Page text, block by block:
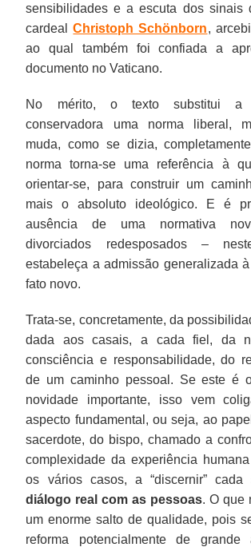
sensibilidades e a escuta dos sinais
cardealChristoph Schönborn,
ao qual também foi confiada a
documento no Vaticano.
No mérito, o texto substitui a
conservadora uma norma liberal,
muda, como se dizia,
norma torna-se uma referência à
orientar-se, para construir um
mais o absoluto ideológico. E é
ausência de uma normativa
divorciados redesposados –
estabeleça a admissão generalizada
fato novo.
Trata-se, concretamente, da
dada aos casais, a cada fiel, da
consciência e responsabilidade, do
de um caminho pessoal. Se este é
novidade importante, isso vem
aspecto fundamental, ou seja, ao
sacerdote, do bispo, chamado a
complexidade da experiência
os vários casos, a “discernir” cada
diálogo real com as pessoas. O que
um enorme salto de qualidade, pois
reforma potencialmente de grande